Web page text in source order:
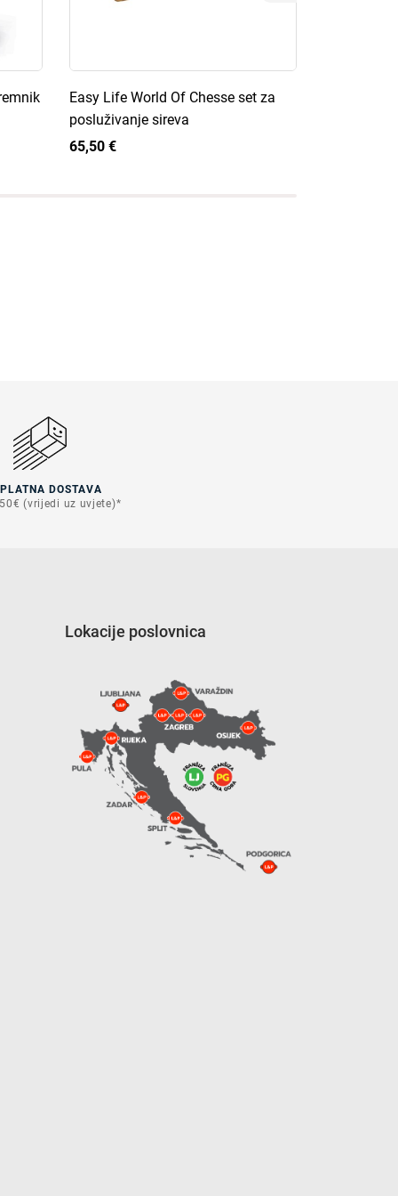
Easy Life World Of Chesse set za
posluživanje sireva
65,50 €
DOSTAVA
(vrijedi uz uvjete)*
Lokacije poslovnica